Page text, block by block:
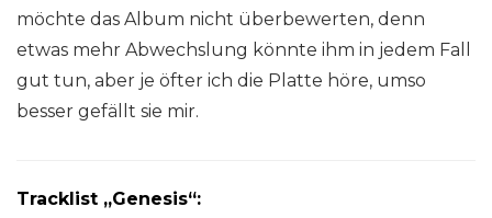
möchte das Album nicht überbewerten, denn
etwas mehr Abwechslung könnte ihm in jedem Fall
gut tun, aber je öfter ich die Platte höre, umso
besser gefällt sie mir.
Tracklist „Genesis“: